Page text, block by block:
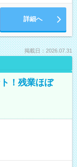
詳細へ
掲載日：2026.07.31
！残業ほぼ